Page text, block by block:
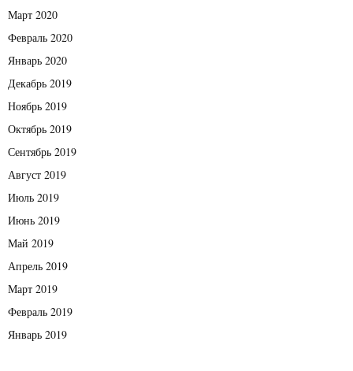
Март 2020
Февраль 2020
Январь 2020
Декабрь 2019
Ноябрь 2019
Октябрь 2019
Сентябрь 2019
Август 2019
Июль 2019
Июнь 2019
Май 2019
Апрель 2019
Март 2019
Февраль 2019
Январь 2019